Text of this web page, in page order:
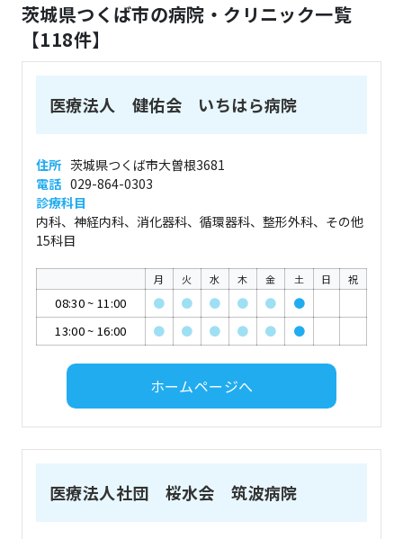
茨城県つくば市の病院・クリニック一覧
【118件】
医療法人 健佑会 いちはら病院
住所 茨城県つくば市大曽根3681
電話 029-864-0303
診療科目
内科、神経内科、消化器科、循環器科、整形外科、その他
15科目
月 火 水 木 金 土 日 祝
08:30~ 11:00 ● ● ● ● ●
●
13:00~ 16:00 ● ● ● ● ● ●
ホームページへ
医療法人社団 桜水会 筑波病院